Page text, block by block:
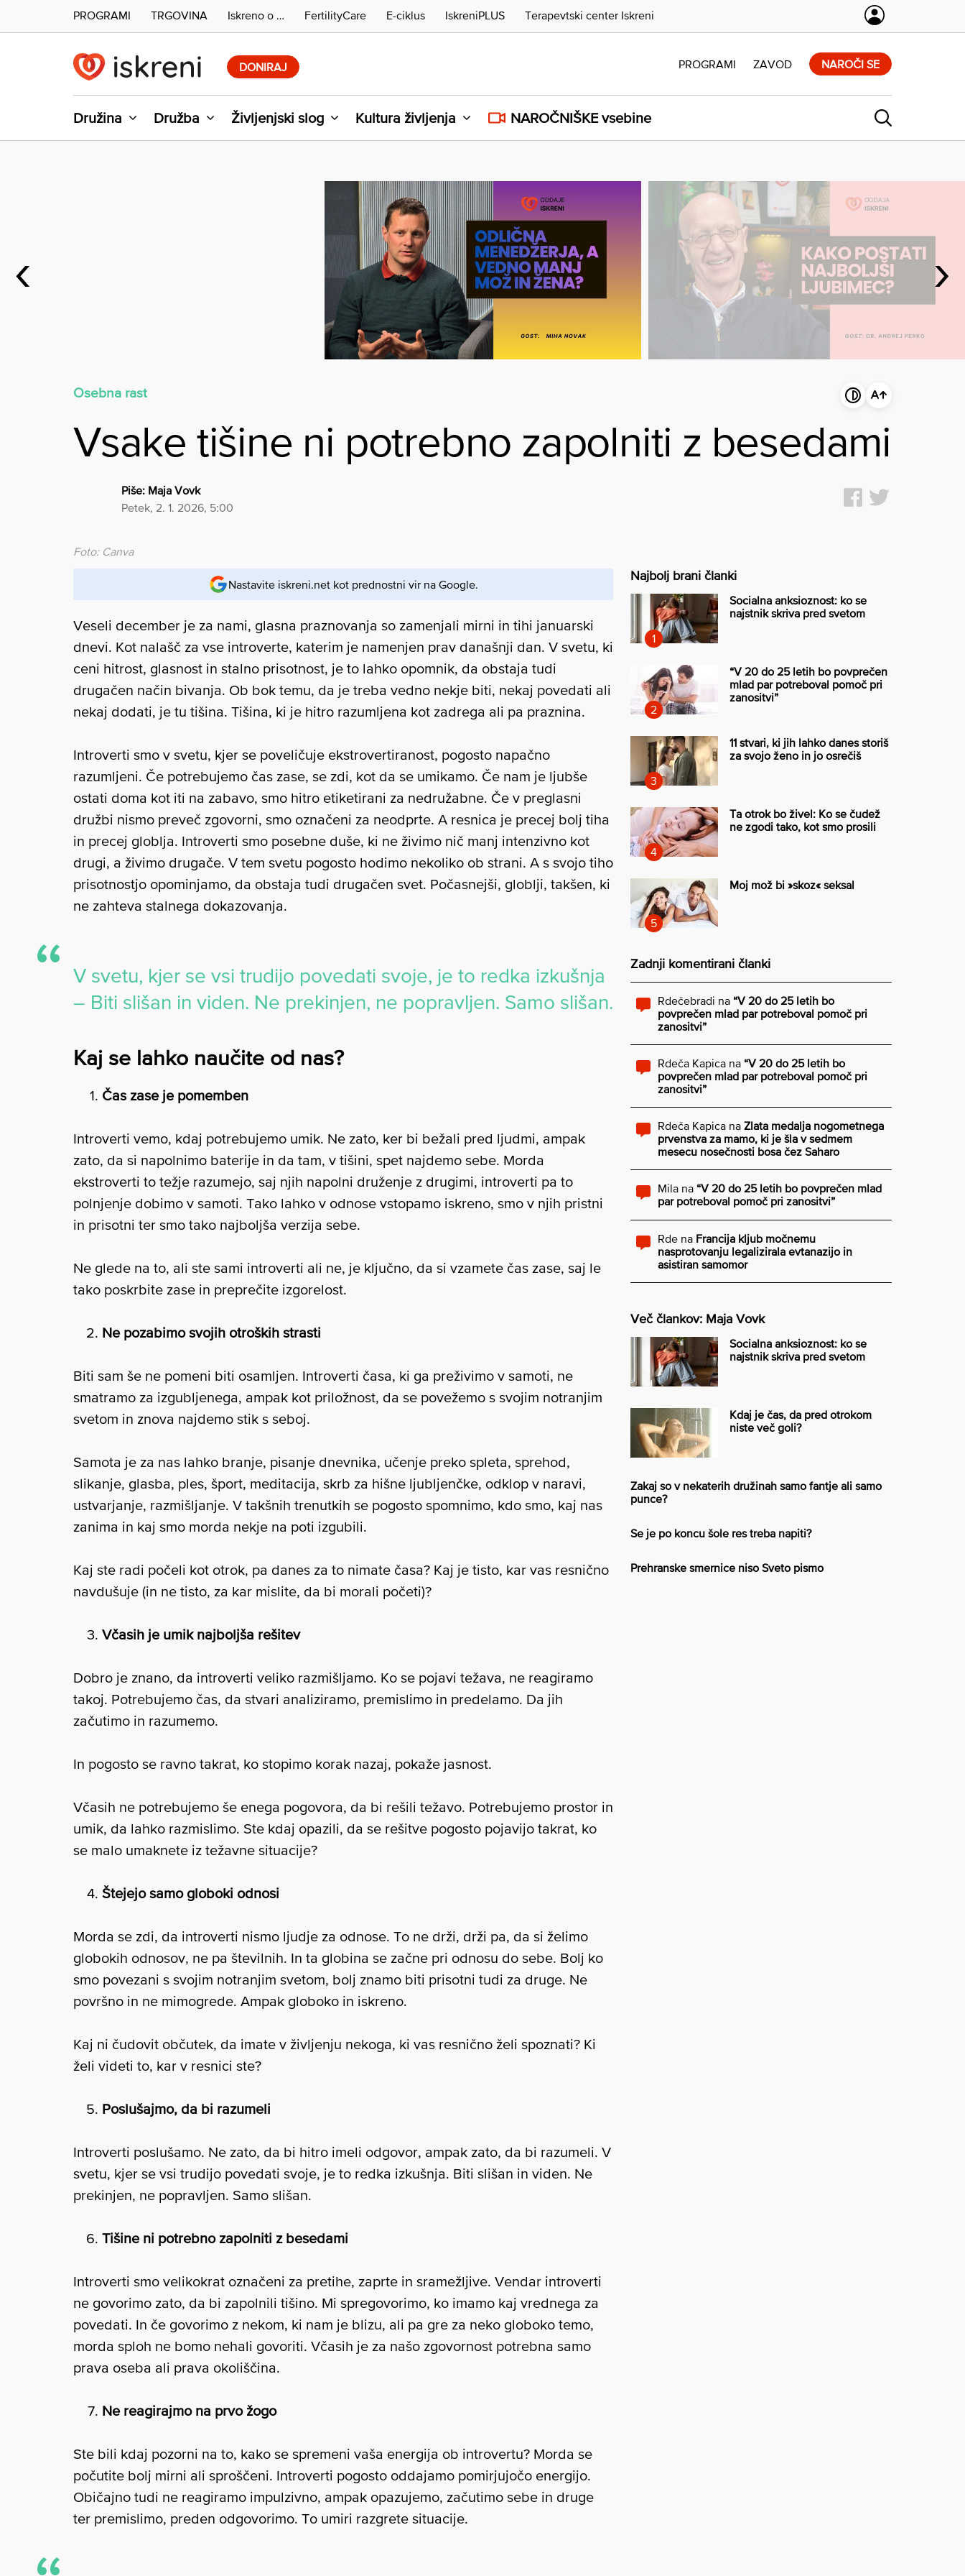
DONIRAJ
Družina Družba Življenjski slog Kultura življenja NAROČNIŠKE vsebine
PROGRAMI ZAVOD NAROČI SE
PROGRAMI TRGOVINA Iskreno o … FertilityCare E-ciklus IskreniPLUS Terapevtski center Iskreni
‹ ›
Osebna rast
Vsake tišine ni potrebno zapolniti z besedami
Piše: Maja Vovk
petek, 2. 1. 2026, 5:00
Foto: Canva
Nastavite iskreni.net kot prednostni vir na Google.
Veseli december je za nami, glasna praznovanja so zamenjali mirni in tihi januarski
dnevi. Kot nalašč za vse introverte, katerim je namenjen prav današnji dan. V svetu, ki
ceni hitrost, glasnost in stalno prisotnost, je to lahko opomnik, da obstaja tudi
drugačen način bivanja. Ob bok temu, da je treba vedno nekje biti, nekaj povedati ali
nekaj dodati, je tu tišina. Tišina, ki je hitro razumljena kot zadrega ali pa praznina.
Introverti smo v svetu, kjer se poveličuje ekstrovertiranost, pogosto napačno
razumljeni. Če potrebujemo čas zase, se zdi, kot da se umikamo. Če nam je ljubše
ostati doma kot iti na zabavo, smo hitro etiketirani za nedružabne. Če v preglasni
družbi nismo preveč zgovorni, smo označeni za neodprte. A resnica je precej bolj tiha
in precej globlja. Introverti smo posebne duše, ki ne živimo nič manj intenzivno kot
drugi, a živimo drugače. V tem svetu pogosto hodimo nekoliko ob strani. A s svojo tiho
prisotnostjo opominjamo, da obstaja tudi drugačen svet. Počasnejši, globlji, takšen, ki
ne zahteva stalnega dokazovanja.
V svetu, kjer se vsi trudijo povedati svoje, je to redka izkušnja
– Biti slišan in viden. Ne prekinjen, ne popravljen. Samo slišan.
Kaj se lahko naučite od nas?
Čas zase je pomemben
Introverti vemo, kdaj potrebujemo umik. Ne zato, ker bi bežali pred ljudmi, ampak
zato, da si napolnimo baterije in da tam, v tišini, spet najdemo sebe. Morda
ekstroverti to težje razumejo, saj njih napolni druženje z drugimi, introverti pa to
polnjenje dobimo v samoti. Tako lahko v odnose vstopamo iskreno, smo v njih pristni
in prisotni ter smo tako najboljša verzija sebe.
Ne glede na to, ali ste sami introverti ali ne, je ključno, da si vzamete čas zase, saj le
tako poskrbite zase in preprečite izgorelost.
Ne pozabimo svojih otroških strasti
Biti sam še ne pomeni biti osamljen. Introverti časa, ki ga preživimo v samoti, ne
smatramo za izgubljenega, ampak kot priložnost, da se povežemo s svojim notranjim
svetom in znova najdemo stik s seboj.
Samota je za nas lahko branje, pisanje dnevnika, učenje preko spleta, sprehod,
slikanje, glasba, ples, šport, meditacija, skrb za hišne ljubljenčke, odklop v naravi,
ustvarjanje, razmišljanje. V takšnih trenutkih se pogosto spomnimo, kdo smo, kaj nas
zanima in kaj smo morda nekje na poti izgubili.
Kaj ste radi počeli kot otrok, pa danes za to nimate časa? Kaj je tisto, kar vas resnično
navdušuje (in ne tisto, za kar mislite, da bi morali početi)?
Včasih je umik najboljša rešitev
Dobro je znano, da introverti veliko razmišljamo. Ko se pojavi težava, ne reagiramo
takoj. Potrebujemo čas, da stvari analiziramo, premislimo in predelamo. Da jih
začutimo in razumemo.
In pogosto se ravno takrat, ko stopimo korak nazaj, pokaže jasnost.
Včasih ne potrebujemo še enega pogovora, da bi rešili težavo. Potrebujemo prostor in
umik, da lahko razmislimo. Ste kdaj opazili, da se rešitve pogosto pojavijo takrat, ko
se malo umaknete iz težavne situacije?
Štejejo samo globoki odnosi
Morda se zdi, da introverti nismo ljudje za odnose. To ne drži, drži pa, da si želimo
globokih odnosov, ne pa številnih. In ta globina se začne pri odnosu do sebe. Bolj ko
smo povezani s svojim notranjim svetom, bolj znamo biti prisotni tudi za druge. Ne
površno in ne mimogrede. Ampak globoko in iskreno.
Kaj ni čudovit občutek, da imate v življenju nekoga, ki vas resnično želi spoznati? Ki
želi videti to, kar v resnici ste?
Poslušajmo, da bi razumeli
Introverti poslušamo. Ne zato, da bi hitro imeli odgovor, ampak zato, da bi razumeli. V
svetu, kjer se vsi trudijo povedati svoje, je to redka izkušnja. Biti slišan in viden. Ne
prekinjen, ne popravljen. Samo slišan.
Tišine ni potrebno zapolniti z besedami
Introverti smo velikokrat označeni za pretihe, zaprte in sramežljive. Vendar introverti
ne govorimo zato, da bi zapolnili tišino. Mi spregovorimo, ko imamo kaj vrednega za
povedati. In če govorimo z nekom, ki nam je blizu, ali pa gre za neko globoko temo,
morda sploh ne bomo nehali govoriti. Včasih je za našo zgovornost potrebna samo
prava oseba ali prava okoliščina.
Ne reagirajmo na prvo žogo
Ste bili kdaj pozorni na to, kako se spremeni vaša energija ob introvertu? Morda se
počutite bolj mirni ali sproščeni. Introverti pogosto oddajamo pomirjujočo energijo.
Običajno tudi ne reagiramo impulzivno, ampak opazujemo, začutimo sebe in druge
ter premislimo, preden odgovorimo. To umiri razgrete situacije.
Najbolj brani članki
Socialna anksioznost: ko se
najstnik skriva pred svetom
“V 20 do 25 letih bo povprečen
mlad par potreboval pomoč pri
zanositvi”
11 stvari, ki jih lahko danes storiš
za svojo ženo in jo osrečiš
Ta otrok bo živel: Ko se čudež
ne zgodi tako, kot smo prosili
Moj mož bi »skoz« seksal
Zadnji komentirani članki
Rdečebradi na “V 20 do 25 letih bo
povprečen mlad par potreboval pomoč pri
zanositvi”
Rdeča Kapica na “V 20 do 25 letih bo
povprečen mlad par potreboval pomoč pri
zanositvi”
Rdeča Kapica na Zlata medalja nogometnega
prvenstva za mamo, ki je šla v sedmem
mesecu nosečnosti bosa čez Saharo
Mila na “V 20 do 25 letih bo povprečen mlad
par potreboval pomoč pri zanositvi”
Rde na Francija kljub močnemu
nasprotovanju legalizirala evtanazijo in
asistiran samomor
Več člankov: Maja Vovk
Socialna anksioznost: ko se
najstnik skriva pred svetom
Kdaj je čas, da pred otrokom
niste več goli?
Zakaj so v nekaterih družinah samo fantje ali samo
punce?
Se je po koncu šole res treba napiti?
Prehranske smernice niso Sveto pismo